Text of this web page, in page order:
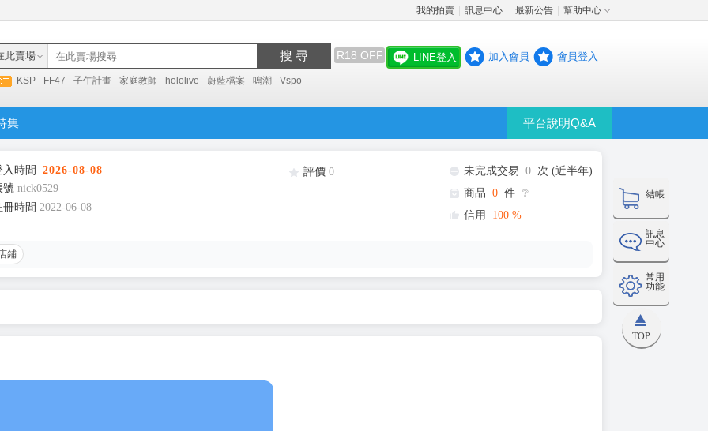
我的拍賣 訊息中心 最新公告 幫助中心
此賣場 搜 尋 R18 OFF
KSP FF47 子午計畫 家庭教師 hololive 蔚藍檔案 鳴潮 Vspo
LINE登入 加入會員 會員登入
集 平台說明Q&A
結帳
訊息
中心
常用
功能
TOP
時間
2026-08-08
號 nick0529
時間 2022-06-08
評價 0 未完成交易 0 次 (近半年)
商品 0 件 ❔
信用
100 %
鋪